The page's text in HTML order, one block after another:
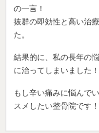
そして、それだけでは
の一言！
抜群の即効性と高い治
結果的に、私の長年の
もし辛い痛みに悩んで